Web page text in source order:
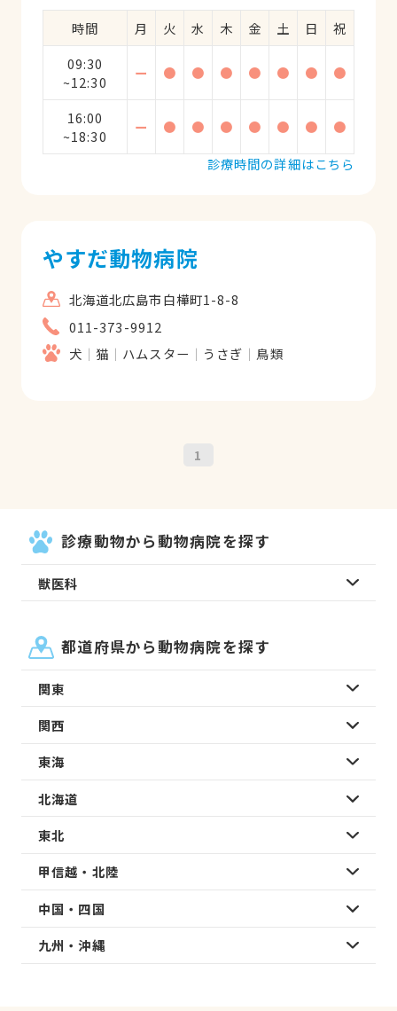
時間 月 火 水 木 金 土 日
祝
09:30
~12:30
ー ● ● ● ● ● ● ●
16:00
~18:30
ー ● ● ● ● ● ●
●
診療時間の詳細はこちら
やすだ動物病院
北海道北広島市白樺町1-8-8
011-373-9912
犬
猫 ハムスター うさぎ 鳥類
1
診療動物から動物病院を探す
獣医科
都道府県から動物病院を探す
関東
関西
東海
北海道
東北
甲信越・北陸
中国・四国
九州・沖縄